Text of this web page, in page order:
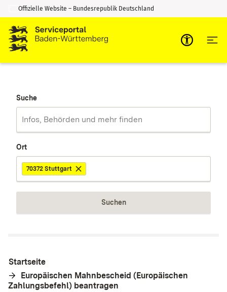
Zum Inhalt springen
Zur Suche springen
Offizielle Website – Bundesrepublik Deutschland
Suche
Ort
70372 Stuttgart
Suchen
Startseite
Europäischen Mahnbescheid (Europäischen
Zahlungsbefehl) beantragen